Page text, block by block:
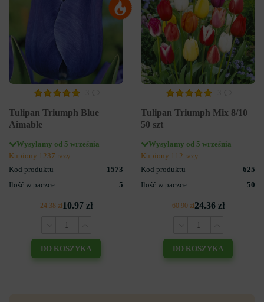
Tulipan Triumph Blue
Aimable
Wysyłamy od 5 września
Kupiony 1237 razy
Kod produktu
1573
Ilość w paczce
5
24.38 zł10.97 zł
DO KOSZYKA
Tulipan Triumph Mix 8/10
50 szt
Wysyłamy od 5 września
Kupiony 112 razy
Kod produktu
625
Ilość w paczce
50
60.90 zł24.36 zł
DO KOSZYKA